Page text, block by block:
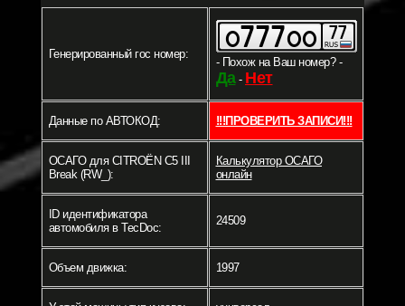
Генерированный гос номер:
- Похож на Ваш номер? -
Да- Нет
Данные по АВТОКОД: !!!ПРОВЕРИТЬ ЗАПИСИ!!!
ОСАГО для CITROËN C5 III
Break (RW_):
Калькулятор ОСАГО
онлайн
ID идентификатора
автомобиля в TecDoc:
24509
Объем движка: 1997